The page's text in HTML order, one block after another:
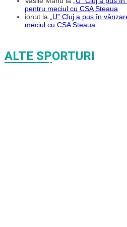
pentru meciul cu CSA Steaua
ionut la
„U” Cluj a pus în
meciul cu CSA Steaua
ALTE SPORTURI